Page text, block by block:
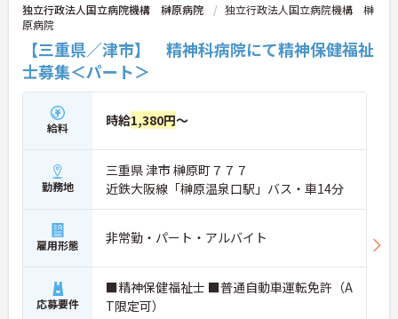
独立行政法人国立病院機構 榊原病院
独立行政法人国立病院機構 榊
原病院
【三重県／津市】 精神科病院にて精神保健福祉
士募集＜パート＞
給料 時給1,380円～
勤務地
三重県 津市 榊原町７７７
近鉄大阪線「榊原温泉口駅」バス・車14分
雇用形態 非常勤・パート・アルバイト
応募要件
■精神保健福祉士 ■普通自動車運転免許（A
T限定可）